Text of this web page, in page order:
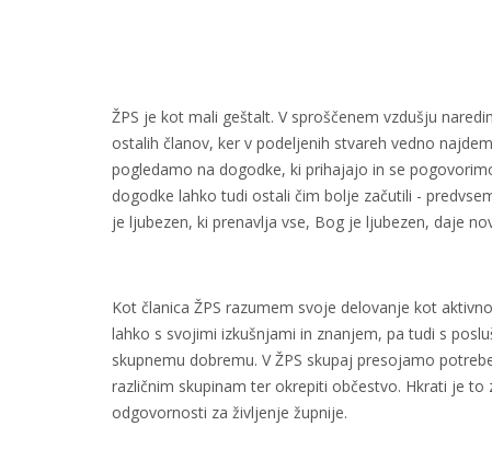
ŽPS je kot mali geštalt. V sproščenem vzdušju
ostalih članov, ker v podeljenih stvareh vedno
pogledamo na dogodke, ki prihajajo in se
dogodke lahko tudi ostali čim bolje začutili -
je ljubezen, ki prenavlja vse, Bog je ljubezen, daje
Kot članica ŽPS razumem svoje delovanje kot
lahko s svojimi izkušnjami in znanjem, pa tudi s
skupnemu dobremu. V ŽPS skupaj presojamo
različnim skupinam ter okrepiti občestvo. Hkrati je
odgovornosti za življenje župnije.